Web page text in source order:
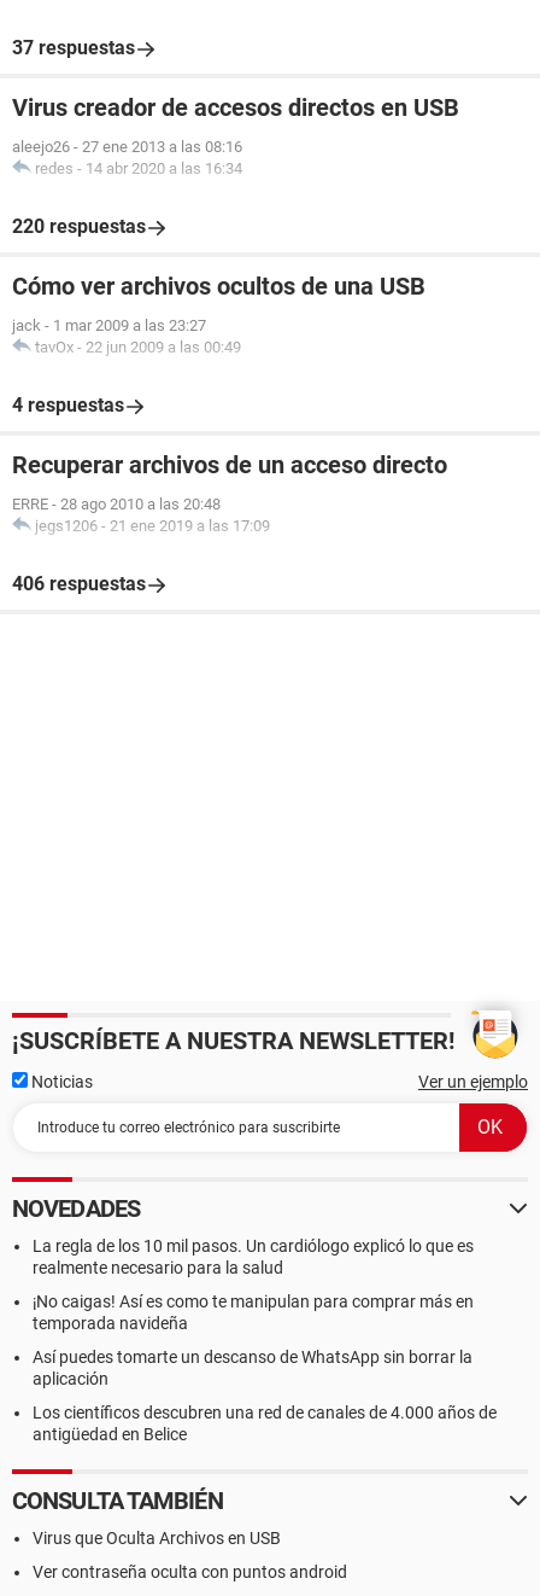
37 respuestas
Virus creador de accesos directos en USB
aleejo26 - 27 ene 2013 a las 08:16
redes - 14 abr 2020 a las 16:34
220 respuestas
Cómo ver archivos ocultos de una USB
jack - 1 mar 2009 a las 23:27
tavOx - 22 jun 2009 a las 00:49
4 respuestas
Recuperar archivos de un acceso directo
ERRE - 28 ago 2010 a las 20:48
jegs1206 - 21 ene 2019 a las 17:09
406 respuestas
¡SUSCRÍBETE A NUESTRA NEWSLETTER!
Noticias Ver un ejemplo
NOVEDADES
La regla de los 10 mil pasos. Un cardiólogo explicó lo que es
realmente necesario para la salud
¡No caigas! Así es como te manipulan para comprar más en
temporada navideña
Así puedes tomarte un descanso de WhatsApp sin borrar la
aplicación
Los científicos descubren una red de canales de 4.000 años de
antigüedad en Belice
CONSULTA TAMBIÉN
Virus que Oculta Archivos en USB
Ver contraseña oculta con puntos android